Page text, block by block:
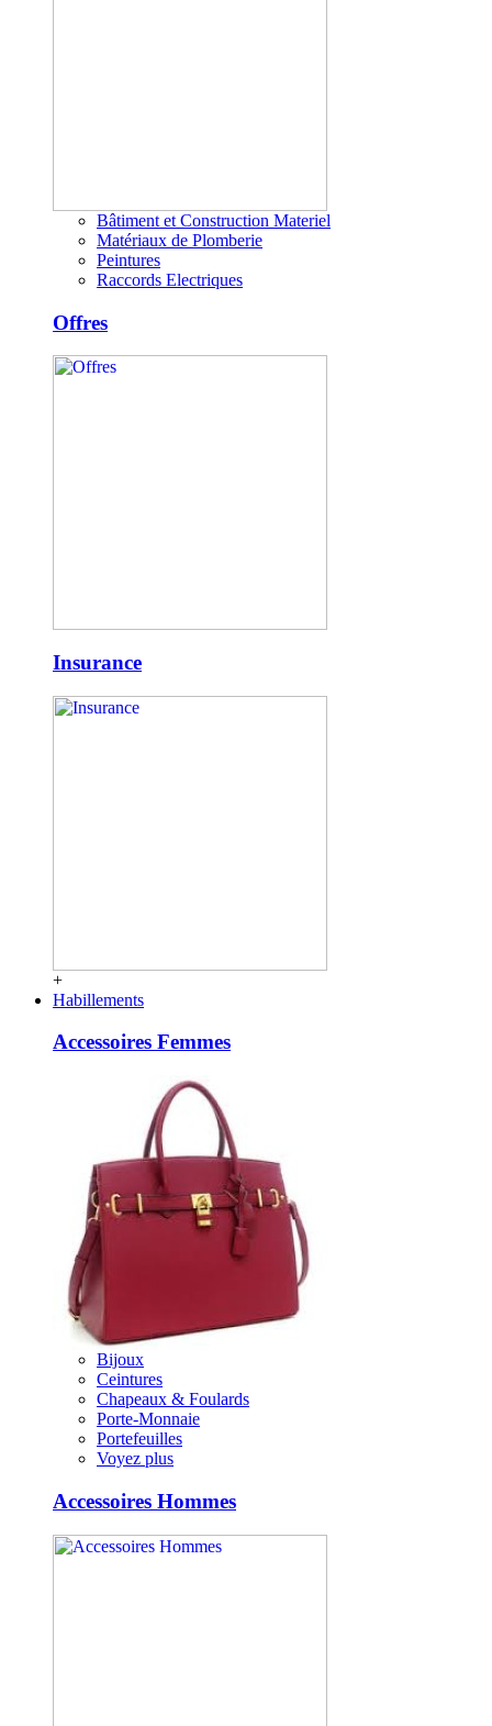
Bâtiment et Construction Materiel
Matériaux de Plomberie
Peintures
Raccords Electriques
Offres
Insurance
+
Habillements
Accessoires Femmes
Bijoux
Ceintures
Chapeaux & Foulards
Porte-Monnaie
Portefeuilles
Voyez plus
Accessoires Hommes